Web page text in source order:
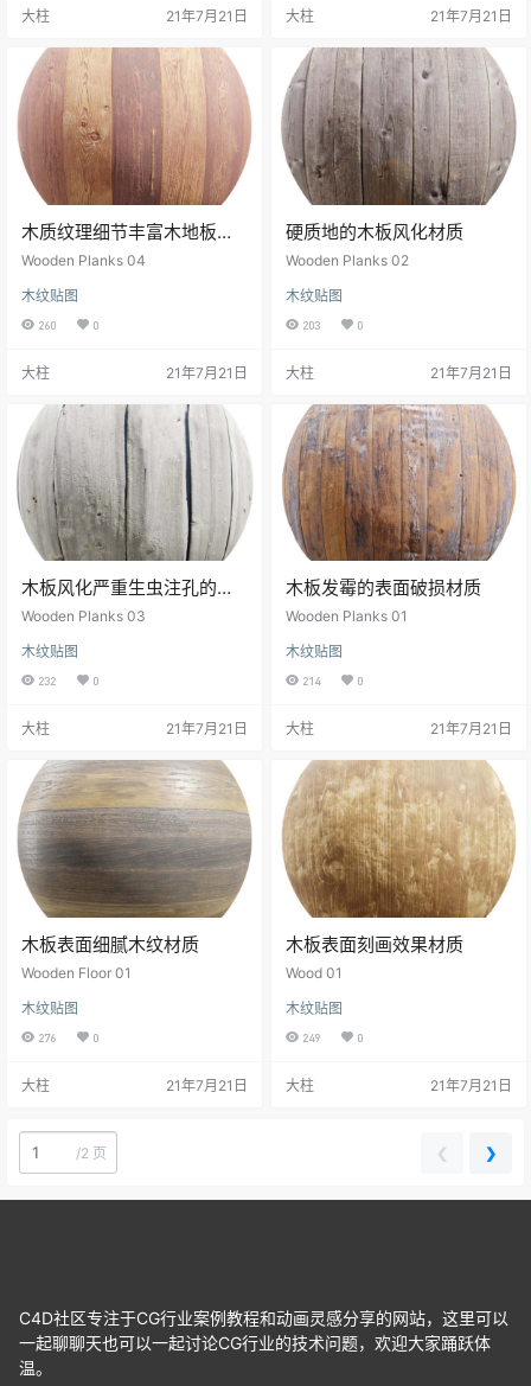
大柱 21年7月21日 大柱 21年7月21日
木质纹理细节丰富木地板材
质
Wooden Planks 04
木纹贴图
260 0
大柱 21年7月21日
硬质地的木板风化材质
Wooden Planks 02
木纹贴图
203 0
大柱 21年7月21日
木板风化严重生虫注孔的细
节丰富材质
Wooden Planks 03
木纹贴图
232 0
大柱 21年7月21日
木板发霉的表面破损材质
Wooden Planks 01
木纹贴图
214 0
大柱 21年7月21日
木板表面细腻木纹材质
Wooden Floor 01
木纹贴图
276 0
大柱 21年7月21日
木板表面刻画效果材质
Wood 01
木纹贴图
249 0
大柱 21年7月21日
/2 页 ❮ ❯
C4D社区专注于CG行业案例教程和动画灵感分享的网站，这里可以
一起聊聊天也可以一起讨论CG行业的技术问题，欢迎大家踊跃体
温。